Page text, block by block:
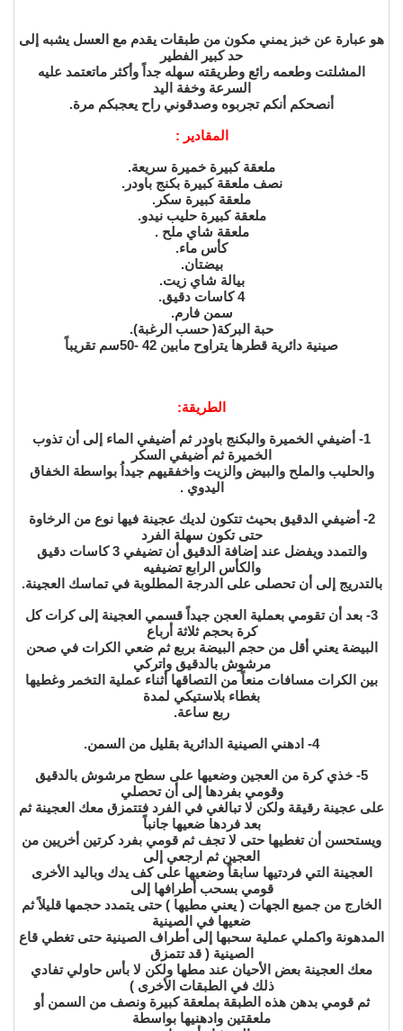
هو عبارة عن خبز يمني مكون من طبقات يقدم مع العسل يشبه إلى
حد كبير الفطير
المشلتت وطعمه رائع وطريقته سهله جداً وأكثر ماتعتمد عليه
السرعة وخفة اليد
أنصحكم أنكم تجربوه وصدقوني راح يعجبكم مرة.
المقادير :
ملعقة كبيرة خميرة سريعة.
نصف ملعقة كبيرة بكنج باودر.
ملعقة كبيرة سكر.
ملعقة كبيرة حليب نيدو.
ملعقة شاي ملح .
كأس ماء.
بيضتان.
بيالة شاي زيت.
4 كاسات دقيق.
سمن فارم.
حبة البركة( حسب الرغبة).
صينية دائرية قطرها يتراوح مابين 42 -50سم تقريباً
الطريقة:
1- أضيفي الخميرة والبكنج باودر ثم أضيفي الماء إلى أن تذوب
الخميرة ثم أضيفي السكر
والحليب والملح والبيض والزيت واخفقيهم جيداُ بواسطة الخفاق
اليدوي .
2- أضيفي الدقيق بحيث تتكون لديك عجينة فيها نوع من الرخاوة
حتى تكون سهلة الفرد
والتمدد ويفضل عند إضافة الدقيق أن تضيفي 3 كاسات دقيق
والكأس الرابع تضيفيه
بالتدريج إلى أن تحصلى على الدرجة المطلوبة في تماسك العجينة.
3- بعد أن تقومي بعملية العجن جيداً قسمي العجينة إلى كرات كل
كرة بحجم ثلاثة أرباع
البيضة يعني أقل من حجم البيضة بربع ثم ضعي الكرات في صحن
مرشوش بالدقيق واتركي
بين الكرات مسافات منعاً من التصاقها أثناء عملية التخمر وغطيها
بغطاء بلاستيكي لمدة
ربع ساعة.
4- ادهني الصينية الدائرية بقليل من السمن.
5- خذي كرة من العجين وضعيها على سطح مرشوش بالدقيق
وقومي بفردها إلى أن تحصلي
على عجينة رقيقة ولكن لا تبالغي في الفرد فتتمزق معك العجينة ثم
بعد فردها ضعيها جانباً
ويستحسن أن تغطيها حتى لا تجف ثم قومي بفرد كرتين أخريين من
العجين ثم ارجعي إلى
العجينة التي فردتيها سابقاً وضعيها على كف يدك وباليد الأخرى
قومي بسحب أطرافها إلى
الخارج من جميع الجهات ( يعني مطيها ) حتى يتمدد حجمها قليلاً ثم
ضعيها في الصينية
المدهونة واكملي عملية سحبها إلى أطراف الصينية حتى تغطي قاع
الصينية ( قد تتمزق
معك العجينة بعض الأحيان عند مطها ولكن لا بأس حاولي تفادي
ذلك في الطبقات الأخرى )
ثم قومي بدهن هذه الطبقة بملعقة كبيرة ونصف من السمن أو
ملعقتين وادهنيها بواسطة